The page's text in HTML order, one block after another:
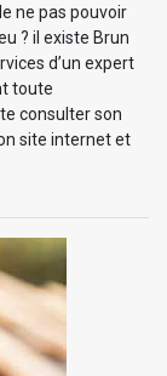
ne pas pouvoir
? il existe Brun
d’un expert
toute
consulter son
site internet et